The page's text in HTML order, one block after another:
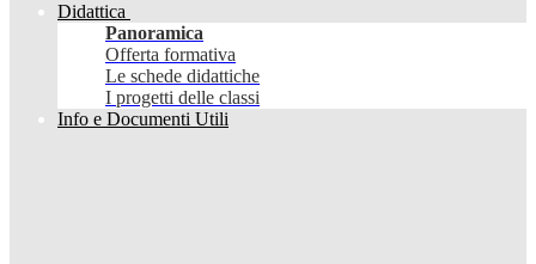
Didattica
Panoramica
Offerta formativa
Le schede didattiche
I progetti delle classi
Info e Documenti Utili